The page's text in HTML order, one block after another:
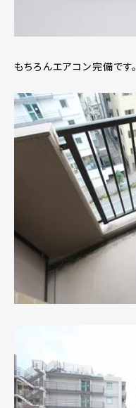
もちろんエアコン完備です。